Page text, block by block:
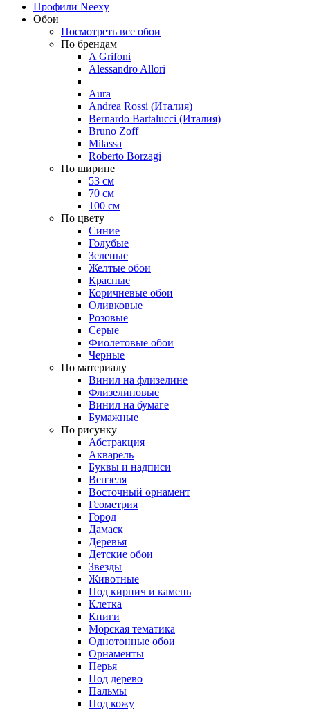
Профили Neexy
Обои
Посмотреть все обои
По брендам
A Grifoni
Alessandro Allori
Aura
Andrea Rossi (Италия)
Bernardo Bartalucci (Италия)
Bruno Zoff
Milassa
Roberto Borzagi
По ширине
53 см
70 см
100 см
По цвету
Синие
Голубые
Зеленые
Желтые обои
Красные
Коричневые обои
Оливковые
Розовые
Серые
Фиолетовые обои
Черные
По материалу
Винил на флизелине
Флизелиновые
Винил на бумаге
Бумажные
По рисунку
Абстракция
Акварель
Буквы и надписи
Вензеля
Восточный орнамент
Геометрия
Город
Дамаск
Деревья
Детские обои
Звезды
Животные
Под кирпич и камень
Клетка
Книги
Морская тематика
Однотонные обои
Орнаменты
Перья
Под дерево
Пальмы
Под кожу